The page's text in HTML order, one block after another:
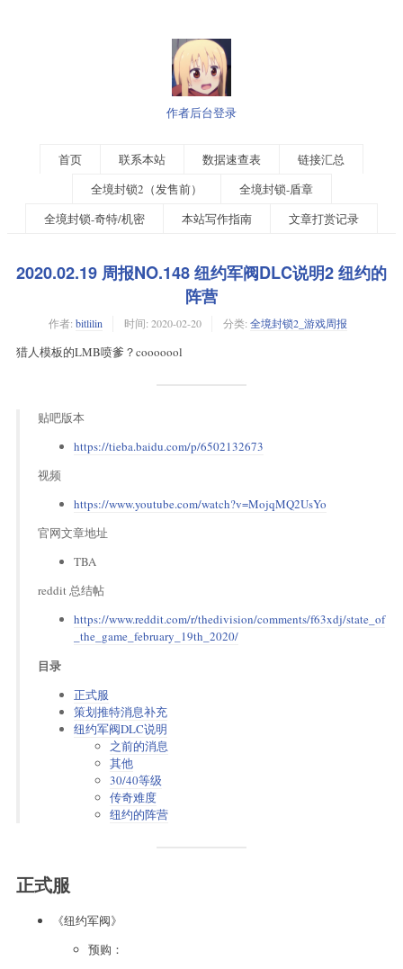
作者后台登录
首页 联系本站 数据速查表
链接汇总
全境封锁2（发售前）
全境封锁-盾章
全境封锁-奇特/机密
本站写作指南 文章打赏记录
2020.02.19 周报NO.148 纽约军阀DLC说明2 纽约的
阵营
作者: bitlilin 时间: 2020-02-20 分类: 全境封锁2_游戏周报
猎人模板的LMB喷爹？cooooool
贴吧版本
https://tieba.baidu.com/p/6502132673
视频
https://www.youtube.com/watch?v=MojqMQ2UsYo
官网文章地址
TBA
reddit 总结帖
https://www.reddit.com/r/thedivision/comments/f63xdj/state_of
_the_game_february_19th_2020/
目录
正式服
策划推特消息补充
纽约军阀DLC说明
之前的消息
其他
30/40等级
传奇难度
纽约的阵营
正式服
《纽约军阀》
预购：